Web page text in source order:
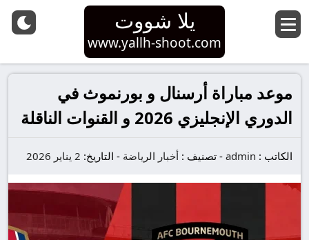
يلا شووت
www.yallh-shoot.com
موعد مباراة أرسنال و بورنموث في
الدوري الإنجليزي 2026 و القنوات الناقلة
الكاتب : admin
- تصنيف : أخبار الرياضة - التاريخ: 2 يناير 2026